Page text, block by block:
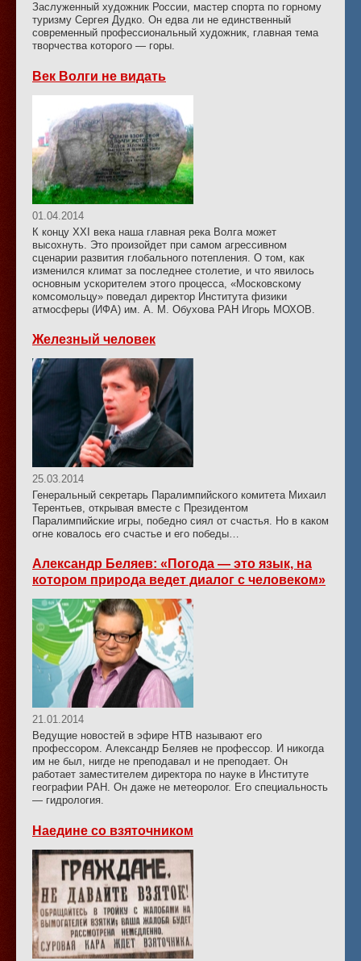
Заслуженный художник России, мастер спорта по горному
туризму Сергея Дудко. Он едва ли не единственный
современный профессиональный художник, главная тема
творчества которого — горы.
Век Волги не видать
01.04.2014
К концу XXI века наша главная река Волга может
высохнуть. Это произойдет при самом агрессивном
сценарии развития глобального потепления. О том, как
изменился климат за последнее столетие, и что явилось
основным ускорителем этого процесса, «Московскому
комсомольцу» поведал директор Института физики
атмосферы (ИФА) им. А. М. Обухова РАН Игорь МОХОВ.
Железный человек
25.03.2014
Генеральный секретарь Паралимпийского комитета Михаил
Терентьев, открывая вместе с Президентом
Паралимпийские игры, победно сиял от счастья. Но в каком
огне ковалось его счастье и его победы…
Александр Беляев: «Погода — это язык, на
котором природа ведет диалог с человеком»
21.01.2014
Ведущие новостей в эфире НТВ называют его
профессором. Александр Беляев не профессор. И никогда
им не был, нигде не преподавал и не преподает. Он
работает заместителем директора по науке в Институте
географии РАН. Он даже не метеоролог. Его специальность
— гидрология.
Наедине со взяточником